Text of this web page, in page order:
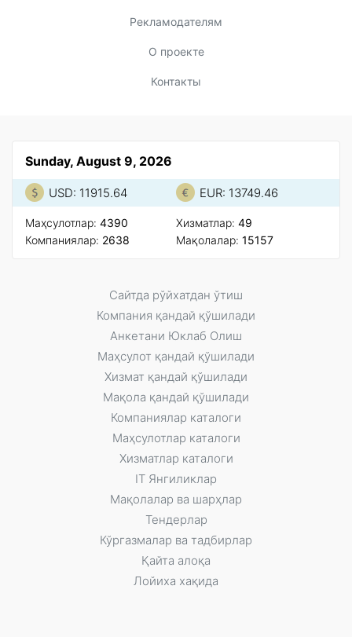
Рекламодателям
О проекте
Контакты
Sunday, August 9, 2026
USD: 11915.64 EUR: 13749.46
Маҳсулотлар: 4390
Компаниялар: 2638
Xизматлар: 49
Мақолалар: 15157
Сайтда рўйxатдан ўтиш
Компания қандай қўшилади
Анкетани Юклаб Олиш
Маҳсулот қандай қўшилади
Xизмат қандай қўшилади
Мақола қандай қўшилади
Компаниялар каталоги
Маҳсулотлар каталоги
Xизматлар каталоги
IT Янгиликлар
Мақолалар ва шарҳлар
Тендерлар
Кўргазмалар ва тадбирлар
Қайта алоқа
Лойиха хақида